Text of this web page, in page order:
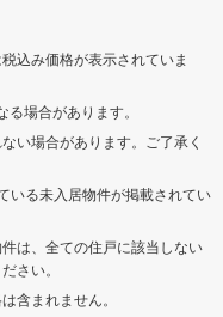
込み価格が表示されていま
場合があります。
い場合があります。ご了承く
いる未入居物件が掲載されてい
は、全ての住戸に該当しない
さい。
含まれません。